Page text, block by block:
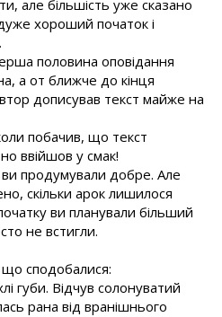
але більшість уже сказано
хороший початок і
половина оповідання
а от ближче до кінця
дописував текст майже на
побачив, що текст
ввійшов у смак!
ви продумували добре. Але
скільки арок лишилося
ви планували більший
не встигли.
що сподобалися:
губи. Відчув солонуватий
рана від вранішнього